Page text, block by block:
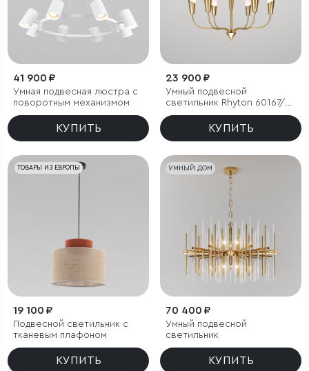
41 900 ₽
Умная подвесная люстра с
поворотным механизмом
КУПИТЬ
23 900 ₽
Умный подвесной
светильник Rhyton 60167/6
латунь
КУПИТЬ
ТОВАРЫ ИЗ ЕВРОПЫ
19 100 ₽
Подвесной светильник с
тканевым плафоном
КУПИТЬ
УМНЫЙ ДОМ
70 400 ₽
Умный подвесной
светильник
КУПИТЬ